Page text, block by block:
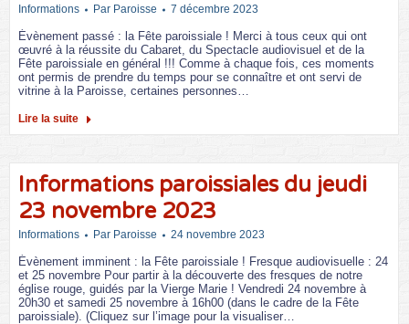
Informations Par Paroisse 7 décembre 2023
Évènement passé : la Fête paroissiale ! Merci à tous ceux qui ont
œuvré à la réussite du Cabaret, du Spectacle audiovisuel et de la
Fête paroissiale en général !!! Comme à chaque fois, ces moments
ont permis de prendre du temps pour se connaître et ont servi de
vitrine à la Paroisse, certaines personnes…
Lire la suite
Informations paroissiales du jeudi
23 novembre 2023
Informations Par Paroisse 24 novembre 2023
Évènement imminent : la Fête paroissiale ! Fresque audiovisuelle : 24
et 25 novembre Pour partir à la découverte des fresques de notre
église rouge, guidés par la Vierge Marie ! Vendredi 24 novembre à
20h30 et samedi 25 novembre à 16h00 (dans le cadre de la Fête
paroissiale). (Cliquez sur l’image pour la visualiser…